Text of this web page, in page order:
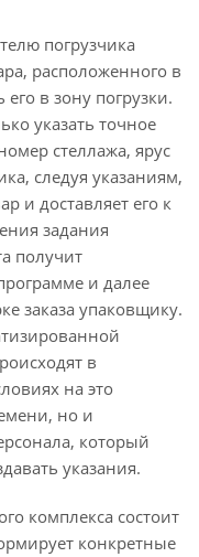
погрузчика
расположенного в
в зону погрузки.
указать точное
стеллажа, ярус
следуя указаниям,
и доставляет его к
задания
получит
и далее
заказа упаковщику.
в
на это
но и
который
указания.
комплекса состоит
конкретные